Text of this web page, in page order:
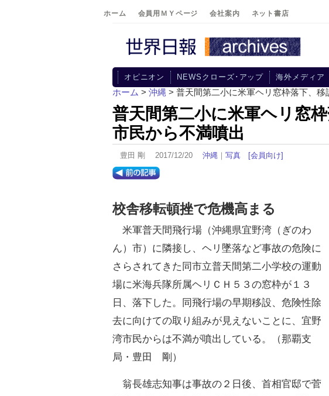
ホーム 会員用ＭＹページ 会社案内 ネット書店
オピニオン NEWSクローズ･アップ 海外メディア
ホーム > 沖縄 > 普天間第二小に米軍ヘリ窓枠落下、移
普天間第二小に米軍ヘリ窓
市民から不満噴出
豊田 剛 2017/12/20 沖縄 ｜ 写真 [会員向け]
校舎移転頓挫で危機高まる
米軍普天間飛行場（沖縄県宜野湾（ぎのわ
ん）市）に隣接し、ヘリ墜落など事故の危険に
さらされてきた同市立普天間第二小学校の運動
場に米海兵隊所属ヘリＣＨ５３の窓枠が１３
日、落下した。同飛行場の早期移設、危険性除
去に向けての取り組みが見えないことに、宜野
湾市民からは不満が噴出している。（那覇支
局・豊田 剛）
翁長雄志知事は事故の２日後、首相官邸で菅